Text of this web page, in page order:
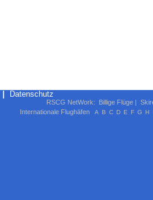
Datenschutz
RSCG NetWork: Billige Flüge |
Internationale Flughäfen
A B C D E F G H